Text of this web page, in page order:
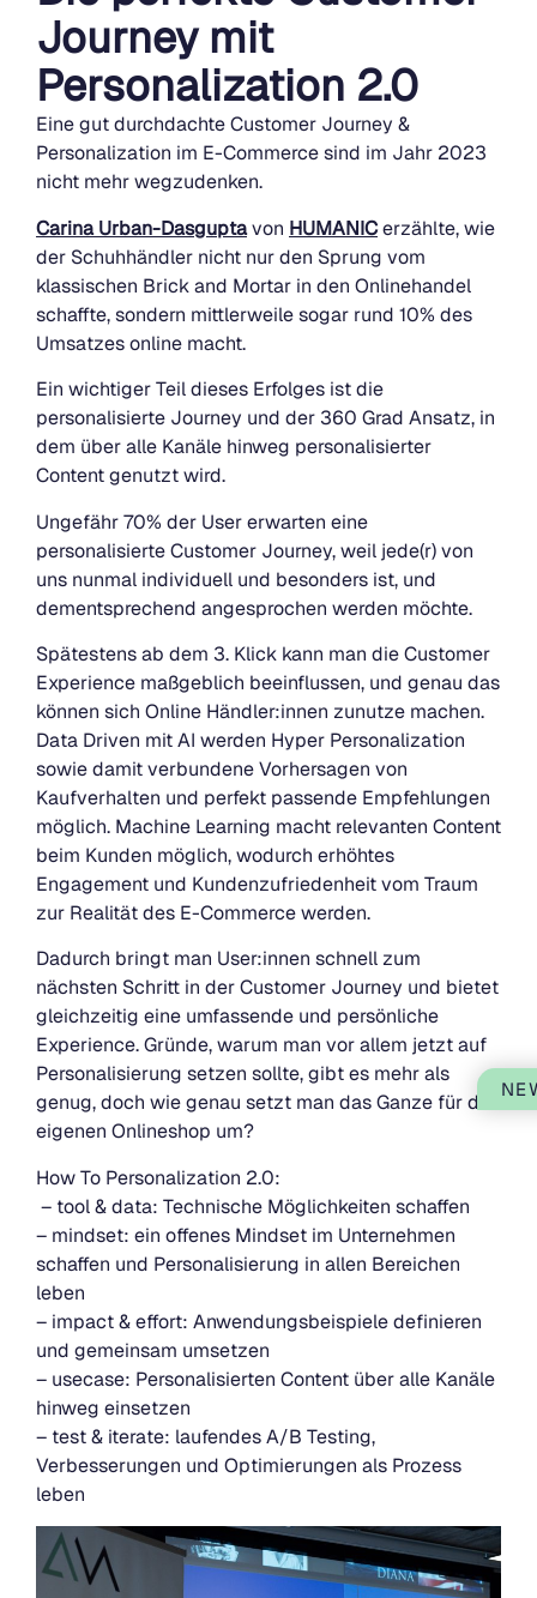
Journey mit
Personalization 2.0
Eine gut durchdachte Customer Journey &
Personalization im E-Commerce sind im Jahr 2023
nicht mehr wegzudenken.
Carina Urban-Dasguptavon HUMANICerzählte, wie
der Schuhhändler nicht nur den Sprung vom
klassischen Brick and Mortar in den Onlinehandel
schaffte, sondern mittlerweile sogar rund 10% des
Umsatzes online macht.
Ein wichtiger Teil dieses Erfolges ist die
personalisierte Journey und der 360 Grad Ansatz, in
dem über alle Kanäle hinweg personalisierter
Content genutzt wird.
Ungefähr 70% der User erwarten eine
personalisierte Customer Journey, weil jede(r) von
uns nunmal individuell und besonders ist, und
dementsprechend angesprochen werden möchte.
Spätestens ab dem 3. Klick kann man die Customer
Experience maßgeblich beeinflussen, und genau das
können sich Online Händler:innen zunutze machen.
Data Driven mit AI werden Hyper Personalization
sowie damit verbundene Vorhersagen von
Kaufverhalten und perfekt passende Empfehlungen
möglich. Machine Learning macht relevanten Content
beim Kunden möglich, wodurch erhöhtes
Engagement und Kundenzufriedenheit vom Traum
zur Realität des E-Commerce werden.
Dadurch bringt man User:innen schnell zum
nächsten Schritt in der Customer Journey und bietet
gleichzeitig eine umfassende und persönliche
Experience. Gründe, warum man vor allem jetzt auf
Personalisierung setzen sollte, gibt es mehr als
genug, doch wie genau setzt man das Ganze für den
eigenen Onlineshop um?
How To Personalization 2.0:
– tool & data: Technische Möglichkeiten schaffen
– mindset: ein offenes Mindset im Unternehmen
schaffen und Personalisierung in allen Bereichen
leben
– impact & effort: Anwendungsbeispiele definieren
und gemeinsam umsetzen
– usecase: Personalisierten Content über alle Kanäle
hinweg einsetzen
– test & iterate: laufendes A/B Testing,
Verbesserungen und Optimierungen als Prozess
leben